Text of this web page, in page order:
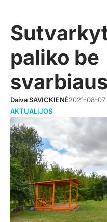
paliko be
Daiva SAVICKIENĖ2021-08-07
AKTUALIJOS